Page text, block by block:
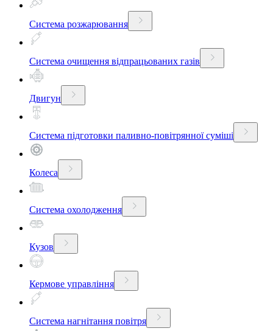
Система розжарювання
Система очищення відпрацьованих газів
Двигун
Система підготовки паливно-повітрянної суміші
Колеса
Система охолодження
Кузов
Кермове управління
Система нагнітання повітря